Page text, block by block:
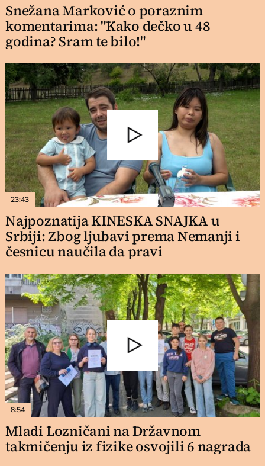
Snežana Marković o poraznim
komentarima: "Kako dečko u 48
godina? Sram te bilo!"
23:43
Najpoznatija KINESKA SNAJKA u
Srbiji: Zbog ljubavi prema Nemanji i
česnicu naučila da pravi
8:54
Mladi Lozničani na Državnom
takmičenju iz fizike osvojili 6 nagrada